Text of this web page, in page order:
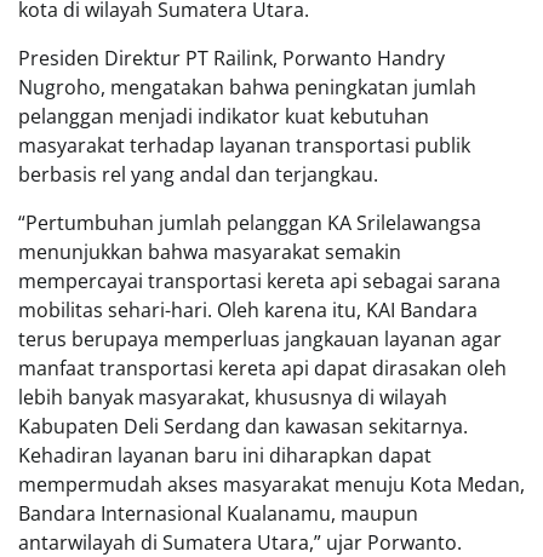
kota di wilayah Sumatera Utara.
Presiden Direktur PT Railink, Porwanto Handry
Nugroho, mengatakan bahwa peningkatan jumlah
pelanggan menjadi indikator kuat kebutuhan
masyarakat terhadap layanan transportasi publik
berbasis rel yang andal dan terjangkau.
“Pertumbuhan jumlah pelanggan KA Srilelawangsa
menunjukkan bahwa masyarakat semakin
mempercayai transportasi kereta api sebagai sarana
mobilitas sehari-hari. Oleh karena itu, KAI Bandara
terus berupaya memperluas jangkauan layanan agar
manfaat transportasi kereta api dapat dirasakan oleh
lebih banyak masyarakat, khususnya di wilayah
Kabupaten Deli Serdang dan kawasan sekitarnya.
Kehadiran layanan baru ini diharapkan dapat
mempermudah akses masyarakat menuju Kota Medan,
Bandara Internasional Kualanamu, maupun
antarwilayah di Sumatera Utara,” ujar Porwanto.